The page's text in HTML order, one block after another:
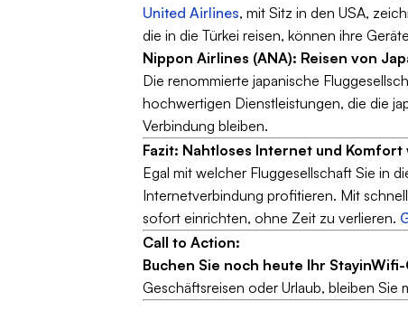
United Airlines, mit Sitz in den USA,
die in die Türkei reisen, können ihre
Nippon Airlines (ANA): Reisen von
Die renommierte japanische
hochwertigen Dienstleistungen, die die
Verbindung bleiben.
Fazit: Nahtloses Internet und
Egal mit welcher Fluggesellschaft Sie in
Internetverbindung profitieren. Mit
sofort einrichten, ohne Zeit zu verlieren.
Call to Action:
Buchen Sie noch heute Ihr
Geschäftsreisen oder Urlaub, bleiben Sie